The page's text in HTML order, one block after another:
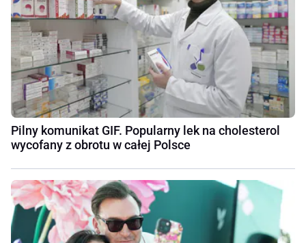
Pilny komunikat GIF. Popularny lek na cholesterol
wycofany z obrotu w całej Polsce